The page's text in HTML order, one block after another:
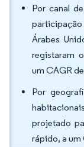
Por canal
participação
Árabes
registaram
um CAGR
Por
projetado
rápido, a um